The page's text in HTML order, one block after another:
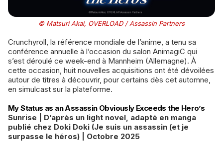
© Matsuri Akai, OVERLOAD / Assassin Partners
Crunchyroll, la référence mondiale de l’anime, a tenu sa
conférence annuelle à l’occasion du salon AnimagiC qui
s’est déroulé ce week-end à Mannheim (Allemagne). À
cette occasion, huit nouvelles acquisitions ont été dévoilées
autour de titres à découvrir, pour certains dès cet automne,
en simulcast sur la plateforme.
My Status as an Assassin Obviously Exceeds the Hero’s
Sunrise | D’après un light novel, adapté en manga
publié chez Doki Doki (Je suis un assassin (et je
surpasse le héros) | Octobre 2025